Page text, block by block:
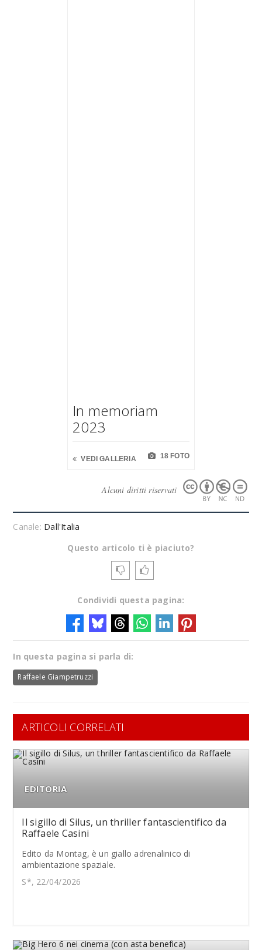
In memoriam
2023
VEDI GALLERIA 18 FOTO
Alcuni diritti riservati
Canale: Dall'Italia
Questo articolo ti è piaciuto?
Condividi questa pagina:
In questa pagina si parla di:
Raffaele Giampetruzzi
ARTICOLI CORRELATI
EDITORIA
Il sigillo di Silus, un thriller fantascientifico da
Raffaele Casini
Edito da Montag, è un giallo adrenalinico di
ambientazione spaziale.
S*, 22/04/2026